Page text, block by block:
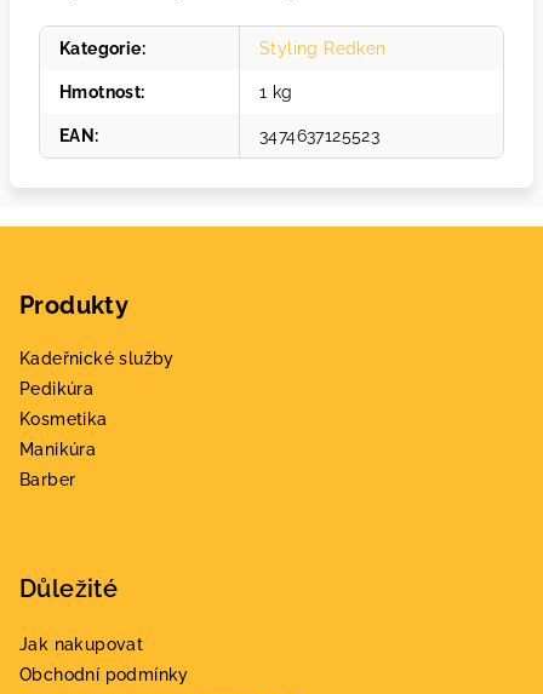
Kategorie: Styling Redken
Hmotnost: 1 kg
EAN : 3474637125523
Produkty
Kadeřnické služby
Pedikúra
Kosmetika
Manikúra
Barber
Důležité
Jak nakupovat
Obchodní podmínky